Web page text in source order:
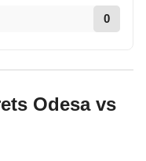
0
Odesa vs